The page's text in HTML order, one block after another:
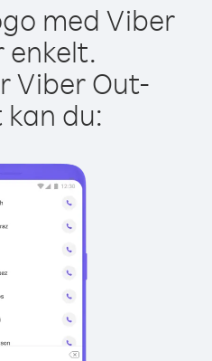
med Viber
enkelt.
Viber Out-
du: